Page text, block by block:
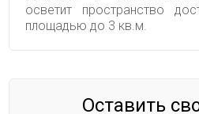
осветит пространство
площадью до 3 кв.м.
Оставить